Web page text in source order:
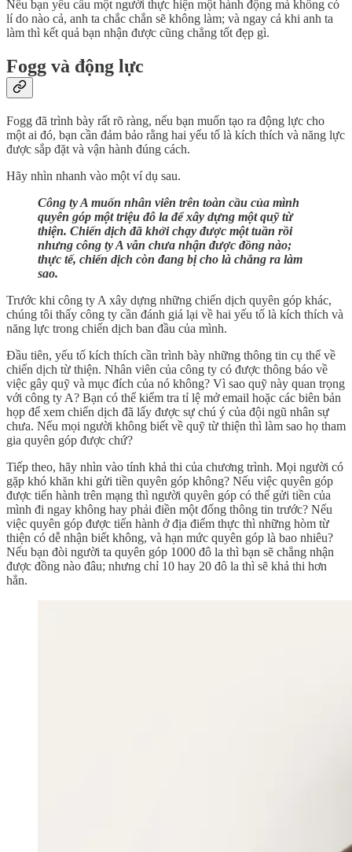
Nếu bạn yêu cầu một người thực hiện một hành động mà không có
lí do nào cả, anh ta chắc chắn sẽ không làm; và ngay cả khi anh ta
làm thì kết quả bạn nhận được cũng chẳng tốt đẹp gì.
Fogg và động lực
Fogg đã trình bày rất rõ ràng, nếu bạn muốn tạo ra động lực cho
một ai đó, bạn cần đảm bảo rằng hai yếu tố là kích thích và năng lực
được sắp đặt và vận hành đúng cách.
Hãy nhìn nhanh vào một ví dụ sau.
Công ty A muốn nhân viên trên toàn cầu của mình
quyên góp một triệu đô la để xây dựng một quỹ từ
thiện. Chiến dịch đã khởi chạy được một tuần rồi
nhưng công ty A vẫn chưa nhận được đồng nào;
thực tế, chiến dịch còn đang bị cho là chẳng ra làm
sao.
Trước khi công ty A xây dựng những chiến dịch quyên góp khác,
chúng tôi thấy công ty cần đánh giá lại về hai yếu tố là kích thích và
năng lực trong chiến dịch ban đầu của mình.
Đầu tiên, yếu tố kích thích cần trình bày những thông tin cụ thể về
chiến dịch từ thiện. Nhân viên của công ty có được thông báo về
việc gây quỹ và mục đích của nó không? Vì sao quỹ này quan trọng
với công ty A? Bạn có thể kiểm tra tỉ lệ mở email hoặc các biên bản
họp để xem chiến dịch đã lấy được sự chú ý của đội ngũ nhân sự
chưa. Nếu mọi người không biết về quỹ từ thiện thì làm sao họ tham
gia quyên góp được chứ?
Tiếp theo, hãy nhìn vào tính khả thi của chương trình. Mọi người có
gặp khó khăn khi gửi tiền quyên góp không? Nếu việc quyên góp
được tiến hành trên mạng thì người quyên góp có thể gửi tiền của
mình đi ngay không hay phải điền một đống thông tin trước? Nếu
việc quyên góp được tiến hành ở địa điểm thực thì những hòm từ
thiện có dễ nhận biết không, và hạn mức quyên góp là bao nhiêu?
Nếu bạn đòi người ta quyên góp 1000 đô la thì bạn sẽ chẳng nhận
được đồng nào đâu; nhưng chỉ 10 hay 20 đô la thì sẽ khả thi hơn
hẳn.